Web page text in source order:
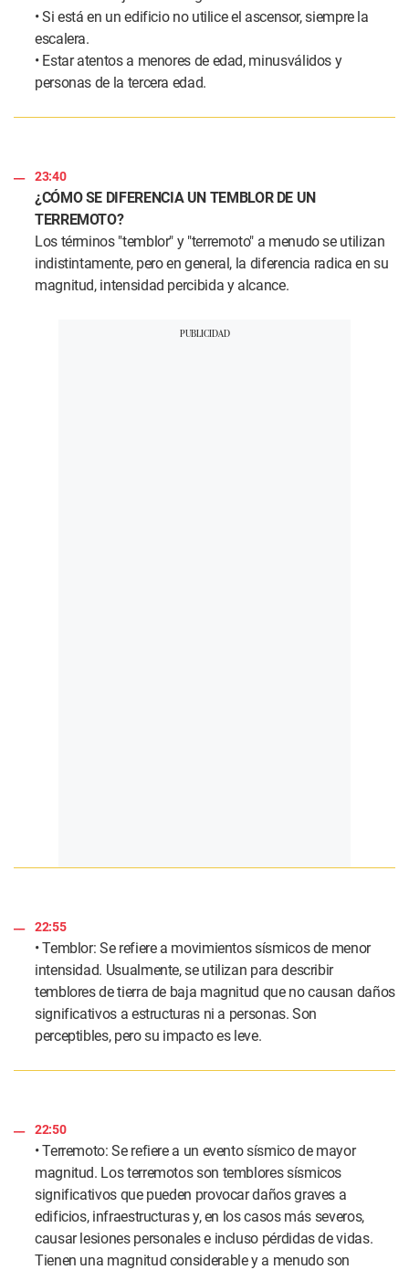
• Si está en un edificio no utilice el ascensor, siempre la
escalera.
• Estar atentos a menores de edad, minusválidos y
personas de la tercera edad.
23:40
¿CÓMO SE DIFERENCIA UN TEMBLOR DE UN
TERREMOTO?
Los términos "temblor" y "terremoto" a menudo se utilizan
indistintamente, pero en general, la diferencia radica en su
magnitud, intensidad percibida y alcance.
22:55
• Temblor: Se refiere a movimientos sísmicos de menor
intensidad. Usualmente, se utilizan para describir
temblores de tierra de baja magnitud que no causan daños
significativos a estructuras ni a personas. Son
perceptibles, pero su impacto es leve.
22:50
• Terremoto: Se refiere a un evento sísmico de mayor
magnitud. Los terremotos son temblores sísmicos
significativos que pueden provocar daños graves a
edificios, infraestructuras y, en los casos más severos,
causar lesiones personales e incluso pérdidas de vidas.
Tienen una magnitud considerable y a menudo son